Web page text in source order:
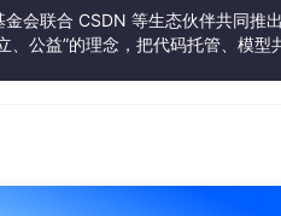
会联合 CSDN 等生态伙伴共同推
、公益”的理念，把代码托管、模型